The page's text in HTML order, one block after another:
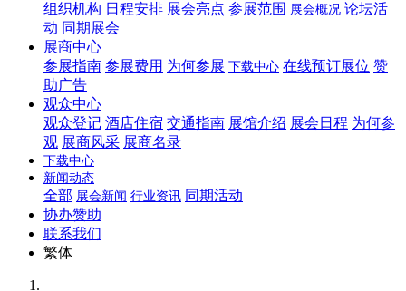
组织机构 日程安排 展会亮点 参展范围 展会概况 论坛活
动 同期展会
展商中心
参展指南 参展费用 为何参展 下载中心 在线预订展位 赞
助广告
观众中心
观众登记 酒店住宿 交通指南 展馆介绍 展会日程 为何参
观 展商风采 展商名录
下载中心
新闻动态
全部 展会新闻 行业资讯 同期活动
协办赞助
联系我们
繁体